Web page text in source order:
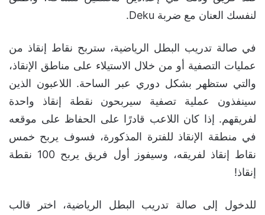
لنفسك العنان مع ضربة Deku.
في صالة تدريب البطل الرياضية، ستربح نقاط إنقاذ من
عمليات التصفية أو من خلال الاستيلاء على مناطق الإنقاذ،
والتي ستظهر بشكل دوري عبر الساحة. اللاعبون الذين
سينفذون عملية تصفية سيربحون نقطة إنقاذ واحدة
لفريقهم. إذا كان اللاعب قادرًا على الحفاظ على موقعه
في منطقة الإنقاذ للفترة المذكورة، فسوف يربح خمس
نقاط إنقاذ لفريقه، وسيفوز أول فريق يربح 100 نقطة
إنقاذ!
للدخول إلى صالة تدريب البطل الرياضية، اختر قالب